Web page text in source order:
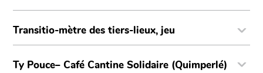
Transitio-mètre des tiers-lieux, jeu
Ty Pouce– Café Cantine Solidaire (Quimperlé)